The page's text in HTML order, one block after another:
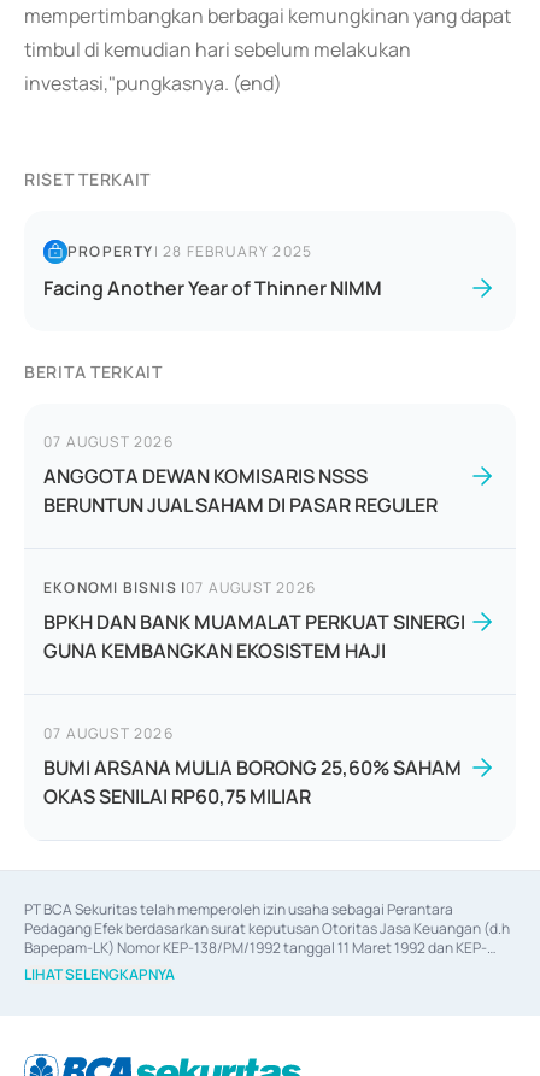
mempertimbangkan berbagai kemungkinan yang dapat
timbul di kemudian hari sebelum melakukan
investasi,"pungkasnya. (end)
RISET TERKAIT
PROPERTY|28 FEBRUARY 2025
Facing Another Year of Thinner NIMM
BERITA TERKAIT
07 AUGUST 2026
ANGGOTA DEWAN KOMISARIS NSSS
BERUNTUN JUAL SAHAM DI PASAR REGULER
EKONOMI BISNIS |07 AUGUST 2026
BPKH DAN BANK MUAMALAT PERKUAT SINERGI
GUNA KEMBANGKAN EKOSISTEM HAJI
07 AUGUST 2026
BUMI ARSANA MULIA BORONG 25,60% SAHAM
OKAS SENILAI RP60,75 MILIAR
PT BCA Sekuritas telah memperoleh izin usaha sebagai Perantara
Pedagang Efek berdasarkan surat keputusan Otoritas Jasa Keuangan (d.h
Bapepam-LK) Nomor KEP-138/PM/1992 tanggal 11 Maret 1992 dan KEP-
06/D.04/2014 tanggal 28 Februari 2014, izin usaha sebagai Penjamin Emisi
Efek berdasarkan surat keputusan Otoritas Jasa Keuangan Nomor KEP-
berdasarkan surat keputusan Otoritas Jasa Keuangan Nomor S-
LIHAT SELENGKAPNYA